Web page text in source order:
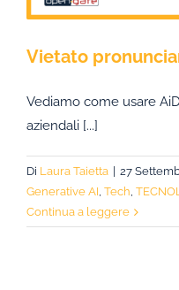
Vietato
Vediamo come usare
aziendali [...]
Di Laura Taietta 27
Generative AI, Tech,
Continua a leggere